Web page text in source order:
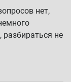
нет,
разбираться не